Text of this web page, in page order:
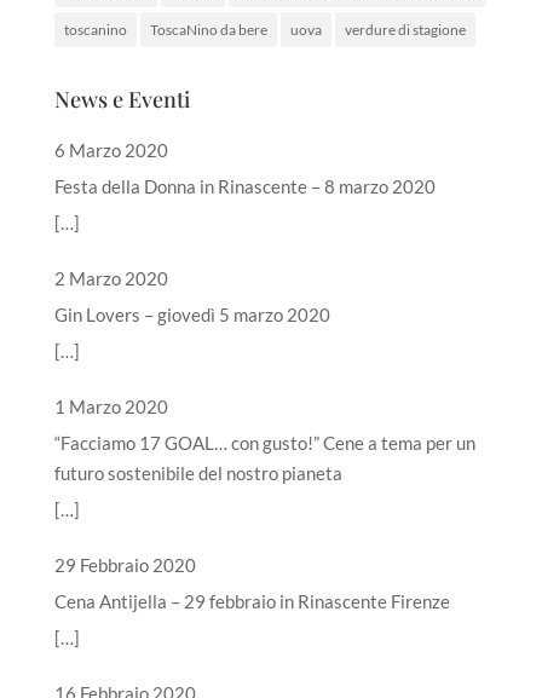
toscanino ToscaNino da bere uova verdure di stagione
News e Eventi
6 Marzo 2020
Festa della Donna in Rinascente – 8 marzo 2020
[…]
2 Marzo 2020
Gin Lovers – giovedì 5 marzo 2020
[…]
1 Marzo 2020
“Facciamo 17 GOAL… con gusto!” Cene a tema per un
futuro sostenibile del nostro pianeta
[…]
29 Febbraio 2020
Cena Antijella – 29 febbraio in Rinascente Firenze
[…]
16 Febbraio 2020